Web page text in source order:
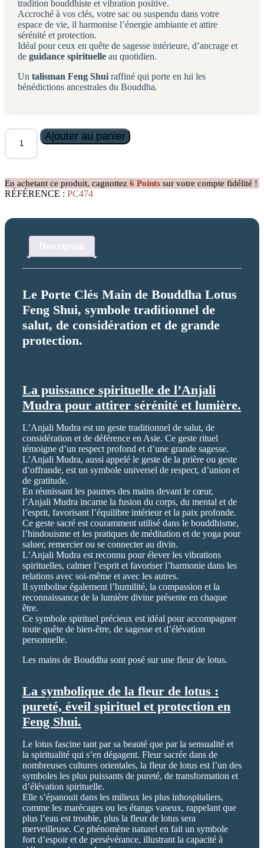
tradition bouddhiste et vibration positive.
Accroché à vos clés, votre sac ou suspendu dans votre
espace de vie, il harmonise l’énergie ambiante et attire
sérénité et protection.
Idéal pour ceux en quête de sagesse intérieure, d’ancrage et
deguidance spirituelle au quotidien.
Untalisman Feng Shui raffiné qui porte en lui les
bénédictions ancestrales du Bouddha.
quantité
Porte
de
Bouddha
Ajouter au panier
En achetant ce produit, cagnottez 6 Points sur votre compte fidélité !
RÉFÉRENCE : PC474
Description
Le Porte Clés Main de Bouddha Lotus
Feng Shui, symbole traditionnel de
salut, de considération et de grande
protection.
La puissance spirituelle de l’Anjali
Mudra pour attirer sérénité et lumière.
L’Anjali Mudra est un geste traditionnel de salut, de
considération et de déférence en Asie. Ce geste rituel
témoigne d’un respect profond et d’une grande sagesse.
L’Anjali Mudra, aussi appelé le geste de la prière ou geste
d’offrande, est un symbole universel de respect, d’union et
de gratitude.
En réunissant les paumes des mains devant le cœur,
l’Anjali Mudra incarne la fusion du corps, du mental et de
l’esprit, favorisant l’équilibre intérieur et la paix profonde.
Ce geste sacré est couramment utilisé dans le bouddhisme,
l’hindouisme et les pratiques de méditation et de yoga pour
saluer, remercier ou se connecter au divin.
L’Anjali Mudra est reconnu pour élever les vibrations
spirituelles, calmer l’esprit et favoriser l’harmonie dans les
relations avec soi-même et avec les autres.
Il symbolise également l’humilité, la compassion et la
reconnaissance de la lumière divine présente en chaque
être.
Ce symbole spirituel précieux est idéal pour accompagner
toute quête de bien-être, de sagesse et d’élévation
personnelle.
Les mains de Bouddha sont posé sur une fleur de lotus.
La symbolique de la fleur de lotus :
pureté, éveil spirituel et protection en
Feng Shui.
Le lotus fascine tant par sa beauté que par la sensualité et
la spiritualité qui s’en dégagent. Fleur sacrée dans de
nombreuses cultures orientales, la fleur de lotus est l’un des
symboles les plus puissants de pureté, de transformation et
d’élévation spirituelle.
Elle s’épanouit dans les milieux les plus inhospitaliers,
comme les marécages ou les étangs vaseux, rappelant que
plus l’eau est trouble, plus la fleur de lotus sera
merveilleuse. Ce phénomène naturel en fait un symbole
fort d’espoir et de persévérance, illustrant la capacité à